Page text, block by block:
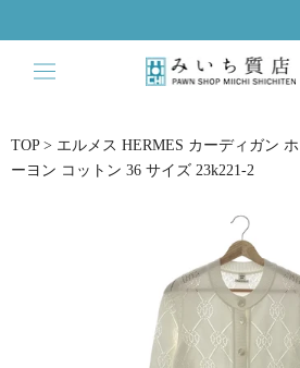
キ
て
TOP > エルメス HERMES カーディガン
ーヨン コットン 36 サイズ 23k221-2